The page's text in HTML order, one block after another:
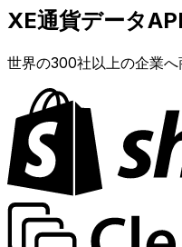
XE通貨データAPI
世界の300社以上の企業